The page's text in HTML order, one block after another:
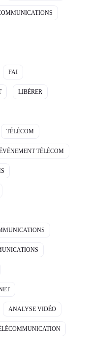
FAI
LIBÉRER
TÉLÉCOM
TÉLÉCOM
ANALYSE VIDÉO